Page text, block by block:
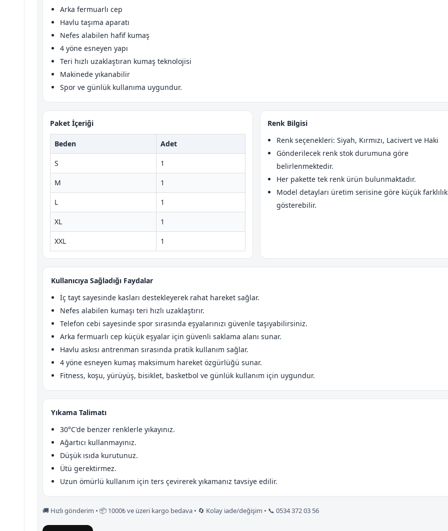
Arka fermuarlı cep
Havlu taşıma aparatı
Nefes alabilen hafif kumaş
4 yöne esneyen yapı
Teri hızlı uzaklaştıran kumaş teknolojisi
Makinede yıkanabilir
Spor ve günlük kullanıma uygundur.
Paket İçeriği
Beden Adet
S 1
M 1
L 1
XL 1
XXL 1
Renk Bilgisi
Renk seçenekleri: Siyah, Kırmızı, Lacivert ve Haki
Gönderilecek renk stok durumuna göre
belirlenmektedir.
Her pakette tek renk ürün bulunmaktadır.
Model detayları üretim serisine göre küçük
gösterebilir.
Kullanıcıya Sağladığı Faydalar
İç tayt sayesinde kasları destekleyerek rahat hareket sağlar.
Nefes alabilen kumaşı teri hızlı uzaklaştırır.
Telefon cebi sayesinde spor sırasında eşyalarınızı güvenle taşıyabilirsiniz.
Arka fermuarlı cep küçük eşyalar için güvenli saklama alanı sunar.
Havlu askısı antrenman sırasında pratik kullanım sağlar.
4 yöne esneyen kumaş maksimum hareket özgürlüğü sunar.
Fitness, koşu, yürüyüş, bisiklet, basketbol ve günlük kullanım için uygundur.
Yıkama Talimatı
30°C'de benzer renklerle yıkayınız.
Ağartıcı kullanmayınız.
Düşük ısıda kurutunuz.
Ütü gerektirmez.
Uzun ömürlü kullanım için ters çevirerek yıkamanız tavsiye edilir.
🚚 Hızlı gönderim • 📦 1000₺ ve üzeri kargo bedava • 🔄 Kolay iade/değişim • 📞 0534 372 03 56